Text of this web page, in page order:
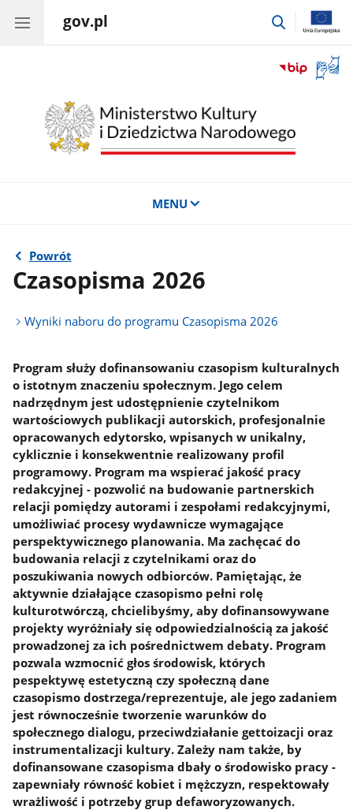
gov.pl
przejdź
okno
MENU
Powrót
Czasopisma 2026
Wyniki naboru do programu Czasopisma 2026
Program służy dofinansowaniu czasopism kulturalnych
o istotnym znaczeniu społecznym. Jego celem
nadrzędnym jest udostępnienie czytelnikom
wartościowych publikacji autorskich, profesjonalnie
opracowanych edytorsko, wpisanych w unikalny,
cyklicznie i konsekwentnie realizowany profil
programowy. Program ma wspierać jakość pracy
redakcyjnej - pozwolić na budowanie partnerskich
relacji pomiędzy autorami i zespołami redakcyjnymi,
umożliwiać procesy wydawnicze wymagające
perspektywicznego planowania. Ma zachęcać do
budowania relacji z czytelnikami oraz do
poszukiwania nowych odbiorców. Pamiętając, że
aktywnie działające czasopismo pełni rolę
kulturotwórczą, chcielibyśmy, aby dofinansowywane
projekty wyróżniały się odpowiedzialnością za jakość
prowadzonej za ich pośrednictwem debaty. Program
pozwala wzmocnić głos środowisk, których
pespektywę estetyczną czy społeczną dane
czasopismo dostrzega/reprezentuje, ale jego zadaniem
jest równocześnie tworzenie warunków do
społecznego dialogu, przeciwdziałanie gettoizacji oraz
instrumentalizacji kultury. Zależy nam także, by
dofinansowane czasopisma dbały o środowisko pracy -
zapewniały równość kobiet i mężczyzn, respektowały
wrażliwość i potrzeby grup defaworyzowanych.